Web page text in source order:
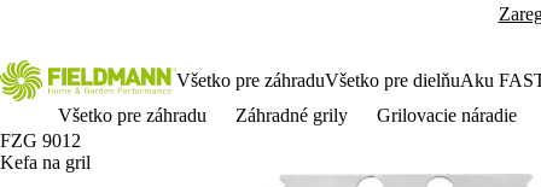
Všetko pre záhraduVšetko pre dielňuAku
Všetko pre záhradu
Záhradné grily
Grilovacie náradie
FZG 9012
Kefa na gril